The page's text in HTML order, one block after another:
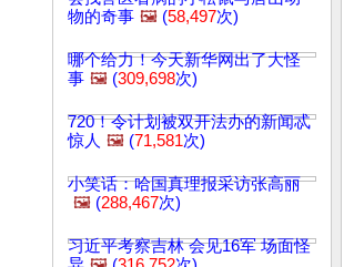
物的奇事 🖼️ (58,497次)
哪个给力！今天新华网出了大怪
事 🖼️ (309,698次)
720！令计划被双开法办的新闻忒
惊人 🖼️ (71,581次)
小笑话：哈国真理报采访张高丽
🖼️ (288,467次)
习近平考察吉林 会见16军 场面怪